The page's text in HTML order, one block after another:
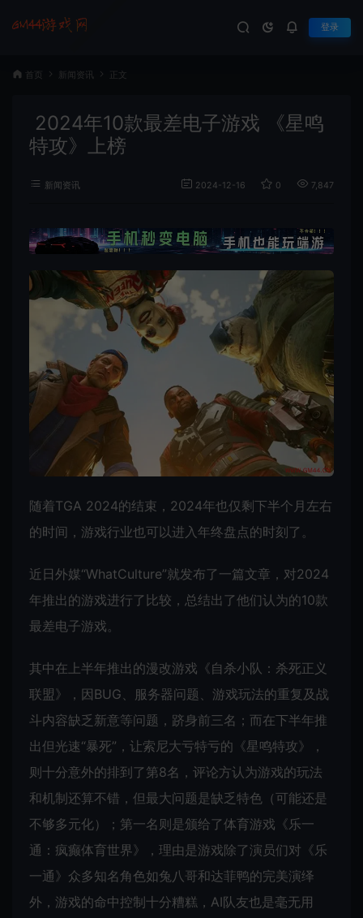
登录
首页 新闻资讯 正文
2024年10款最差电子游戏 《星鸣
特攻》上榜
新闻资讯 2024-12-16 0 7,847
随着TGA 2024的结束，2024年也仅剩下半个月左右
的时间，游戏行业也可以进入年终盘点的时刻了。
近日外媒“WhatCulture”就发布了一篇文章，对2024
年推出的游戏进行了比较，总结出了他们认为的10款
最差电子游戏。
其中在上半年推出的漫改游戏《自杀小队：杀死正义
联盟》，因BUG、服务器问题、游戏玩法的重复及战
斗内容缺乏新意等问题，跻身前三名；而在下半年推
出但光速“暴死”，让索尼大亏特亏的《星鸣特攻》，
则十分意外的排到了第8名，评论方认为游戏的玩法
和机制还算不错，但最大问题是缺乏特色（可能还是
不够多元化）；第一名则是颁给了体育游戏《乐一
通：疯癫体育世界》，理由是游戏除了演员们对《乐
一通》众多知名角色如兔八哥和达菲鸭的完美演绎
外，游戏的命中控制十分糟糕，AI队友也是毫无用